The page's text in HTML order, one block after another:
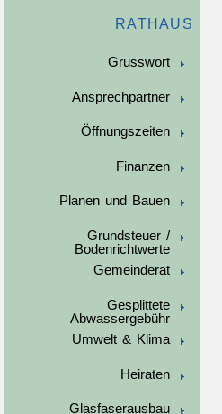
RATHAUS
Grusswort
Ansprechpartner
Öffnungszeiten
Finanzen
Planen und Bauen
Grundsteuer /
Bodenrichtwerte
Gemeinderat
Gesplittete
Abwassergebühr
Umwelt & Klima
Heiraten
Glasfaserausbau